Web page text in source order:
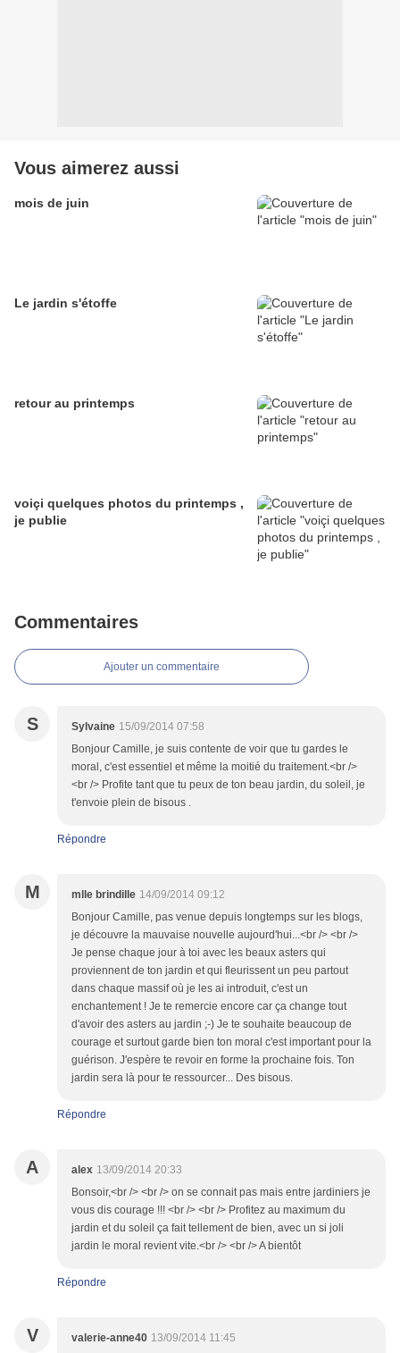
Vous aimerez aussi
mois de juin
Le jardin s'étoffe
retour au printemps
voiçi quelques photos du printemps ,
je publie
Commentaires
Ajouter un commentaire
S Sylvaine 15/09/2014 07:58
Bonjour Camille, je suis contente de voir que tu gardes le
moral, c'est essentiel et même la moitié du traitement.<br />
<br /> Profite tant que tu peux de ton beau jardin, du soleil, je
t'envoie plein de bisous .
Répondre
M mlle brindille 14/09/2014 09:12
Bonjour Camille, pas venue depuis longtemps sur les blogs,
je découvre la mauvaise nouvelle aujourd'hui...<br /> <br />
Je pense chaque jour à toi avec les beaux asters qui
proviennent de ton jardin et qui fleurissent un peu partout
dans chaque massif où je les ai introduit, c'est un
enchantement ! Je te remercie encore car ça change tout
d'avoir des asters au jardin ;-) Je te souhaite beaucoup de
courage et surtout garde bien ton moral c'est important pour la
guérison. J'espère te revoir en forme la prochaine fois. Ton
jardin sera là pour te ressourcer... Des bisous.
Répondre
A alex 13/09/2014 20:33
Bonsoir,<br /> <br /> on se connait pas mais entre jardiniers je
vous dis courage !!! <br /> <br /> Profitez au maximum du
jardin et du soleil ça fait tellement de bien, avec un si joli
jardin le moral revient vite.<br /> <br /> A bientôt
Répondre
V valerie-anne40 13/09/2014 11:45